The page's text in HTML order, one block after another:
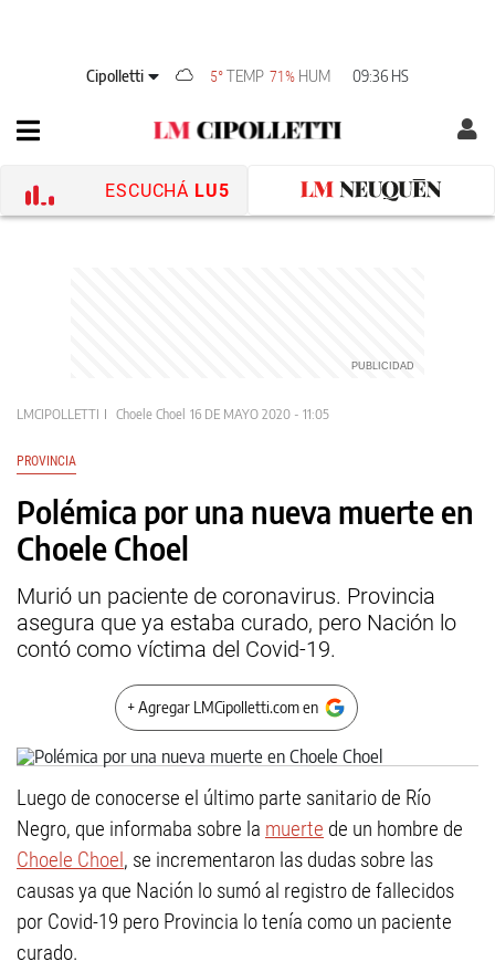
Cipolletti 5°TEMP 71% HUM 09:36 HS
ESCUCHÁ LU5
LMCIPOLLETTI Choele Choel 16 DE MAYO 2020 - 11:05
PROVINCIA
Polémica por una nueva muerte en
Choele Choel
Murió un paciente de coronavirus. Provincia
asegura que ya estaba curado, pero Nación lo
contó como víctima del Covid-19.
+ Agregar LMCipolletti.com en
Luego de conocerse el último parte sanitario de Río
Negro, que informaba sobre la muerte de un hombre de
Choele Choel, se incrementaron las dudas sobre las
causas ya que Nación lo sumó al registro de fallecidos
por Covid-19 pero Provincia lo tenía como un paciente
curado.